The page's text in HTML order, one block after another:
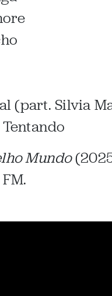
(part. Silvia
Mundo